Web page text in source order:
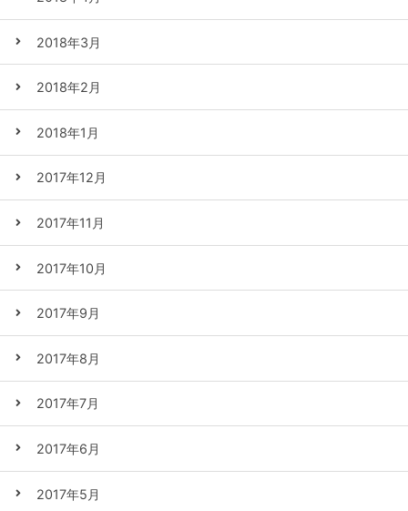
2018年3月
2018年2月
2018年1月
2017年12月
2017年11月
2017年10月
2017年9月
2017年8月
2017年7月
2017年6月
2017年5月